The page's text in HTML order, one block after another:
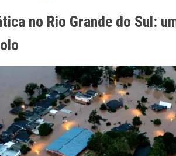
no Rio Grande do Sul: